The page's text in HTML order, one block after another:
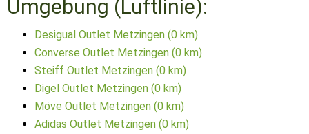
Umgebung (Luftlinie):
Desigual Outlet Metzingen (0 km)
Converse Outlet Metzingen (0 km)
Steiff Outlet Metzingen (0 km)
Digel Outlet Metzingen (0 km)
Möve Outlet Metzingen (0 km)
Adidas Outlet Metzingen (0 km)